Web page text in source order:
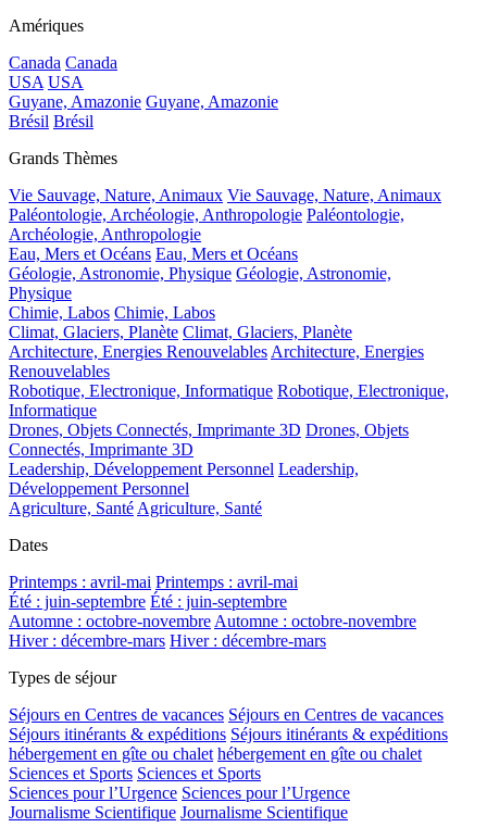
Amériques
Canada Canada
USA USA
Guyane, Amazonie Guyane, Amazonie
Brésil Brésil
Grands Thèmes
Vie Sauvage, Nature, Animaux Vie Sauvage, Nature, Animaux
Paléontologie, Archéologie, Anthropologie Paléontologie,
Archéologie, Anthropologie
Eau, Mers et Océans Eau, Mers et Océans
Géologie, Astronomie, Physique Géologie, Astronomie,
Physique
Chimie, Labos Chimie, Labos
Climat, Glaciers, Planète Climat, Glaciers, Planète
Architecture, Energies RenouvelablesArchitecture, Energies
Renouvelables
Robotique, Electronique, Informatique Robotique, Electronique,
Informatique
Drones, Objets Connectés, Imprimante 3D Drones, Objets
Connectés, Imprimante 3D
Leadership, Développement Personnel Leadership,
Développement Personnel
Agriculture, SantéAgriculture, Santé
Dates
Printemps : avril-mai Printemps : avril-mai
Été : juin-septembre Été : juin-septembre
Automne : octobre-novembreAutomne : octobre-novembre
Hiver : décembre-mars Hiver : décembre-mars
Types de séjour
Séjours en Centres de vacances Séjours en Centres de vacances
Séjours itinérants & expéditions Séjours itinérants & expéditions
hébergement en gîte ou chalet hébergement en gîte ou chalet
Sciences et Sports Sciences et Sports
Sciences pour l’Urgence Sciences pour l’Urgence
Journalisme Scientifique Journalisme Scientifique